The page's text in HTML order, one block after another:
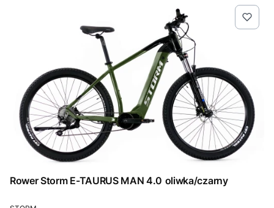
Rower Storm E-TAURUS MAN 4.0 oliwka/czarny
PRODUCENT